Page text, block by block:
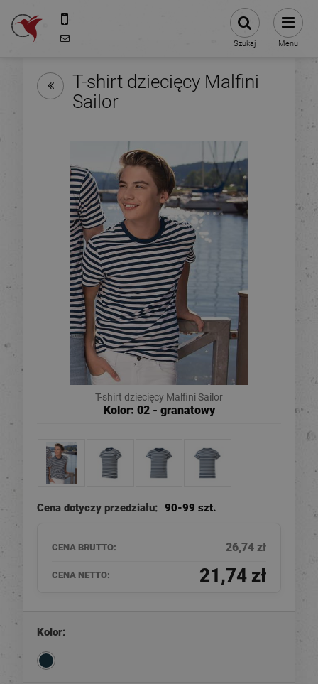
Szukaj Menu
T-shirt dziecięcy Malfini
Sailor
T-shirt dziecięcy Malfini Sailor
Kolor: 02 - granatowy
Cena dotyczy przedziału: 90-99 szt.
CENA BRUTTO: 26,74 zł
CENA NETTO: 21,74 zł
Kolor: